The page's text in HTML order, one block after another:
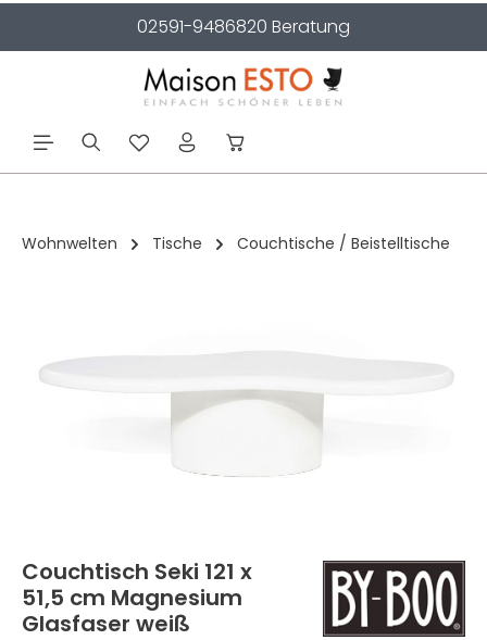
02591-9486820 Beratung
Wohnwelten Tische Couchtische / Beistelltische
Couchtisch Seki 121 x
51,5 cm Magnesium
Glasfaser weiß